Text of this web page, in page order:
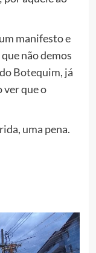
manifesto e
não demos
Botequim, já
ver que o
uma pena.